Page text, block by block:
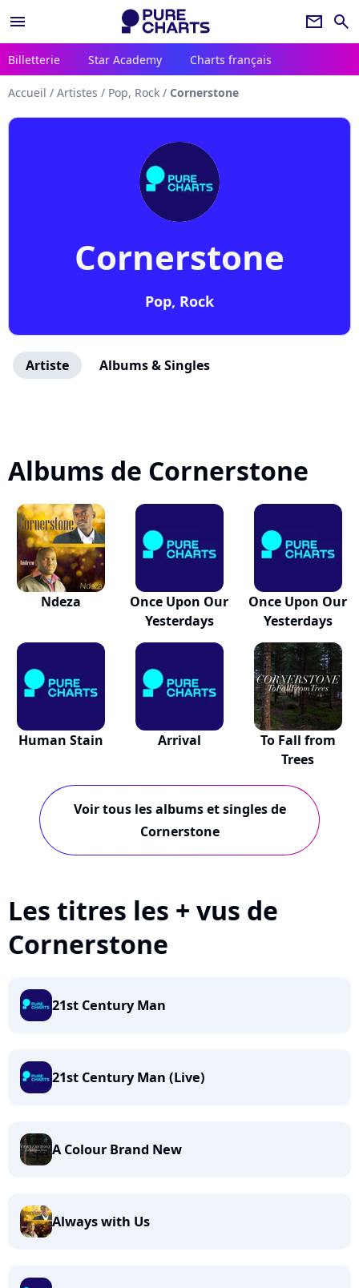
menu newsletter search
Billetterie Star Academy Charts français
Accueil / Artistes / Pop, Rock / Cornerstone
Cornerstone
Pop, Rock
Artiste Albums & Singles
Albums de Cornerstone
Ndeza
Once Upon Our
Yesterdays
Once Upon Our
Yesterdays
Human Stain Arrival
To Fall from
Trees
Voir tous les albums et singles de
Cornerstone
Les titres les + vus de
Cornerstone
21st Century Man
21st Century Man (Live)
A Colour Brand New
Always with Us